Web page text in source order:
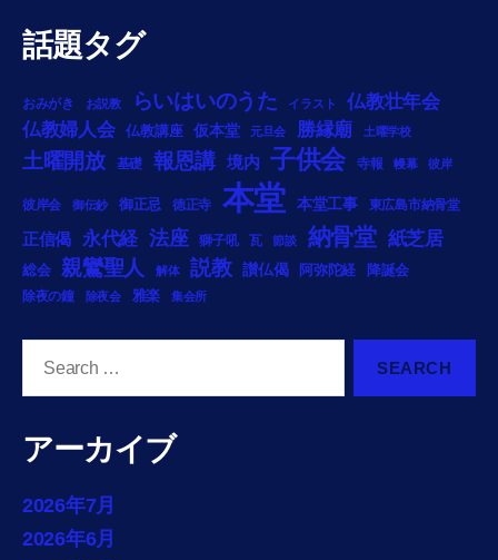
話題タグ
おみがき お説教 らいはいのうた イラスト
仏教壮年会
仏教婦人会
仏教講座 仮本堂 元旦会 勝縁廟 土曜学校
土曜開放 基礎 報恩講 境内 子供会 寺報 幔幕 彼岸
彼岸会 御伝鈔 御正忌 徳正寺 本堂 本堂工事 東広島市納骨堂
正信偈 永代経 法座 獅子吼 瓦 節談 納骨堂 紙芝居
総会 親鸞聖人 解体 説教 讃仏偈 阿弥陀経 降誕会
除夜の鐘 除夜会 雅楽 集会所
アーカイブ
2026年7月
2026年6月